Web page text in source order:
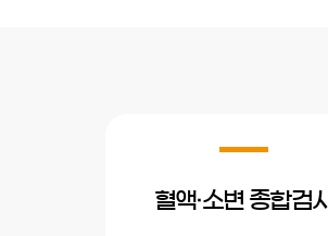
혈액·소변 종합검